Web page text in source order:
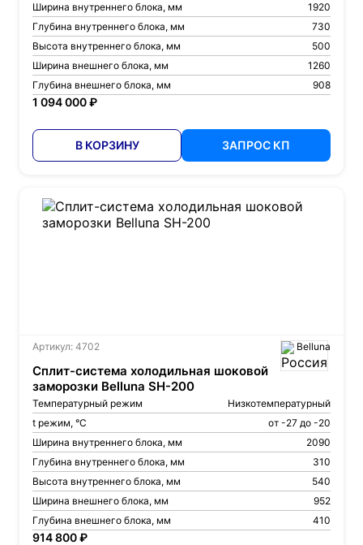
Ширина внутреннего блока, мм
1920
Глубина внутреннего блока, мм
730
Высота внутреннего блока, мм
500
Ширина внешнего блока, мм
1260
Глубина внешнего блока, мм
908
1 094 000 ₽
В КОРЗИНУ ЗАПРОС КП
Артикул: 4702 Belluna
Сплит-система холодильная шоковой
заморозки Belluna SH-200
Температурный режим
Низкотемпературный
t режим, °С
от -27 до -20
Ширина внутреннего блока, мм
2090
Глубина внутреннего блока, мм
310
Высота внутреннего блока, мм
540
Ширина внешнего блока, мм
952
Глубина внешнего блока, мм
410
914 800 ₽